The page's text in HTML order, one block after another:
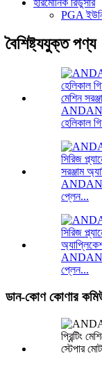
PGA
বৈশিষ্ট্যযুক্ত পণ্য
হেলিকাল
প্লেন...
প্লেন...
ডান-কোণ কোণার